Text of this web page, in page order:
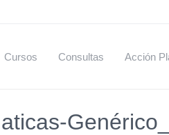
Cursos Consultas Acción
Genérico_